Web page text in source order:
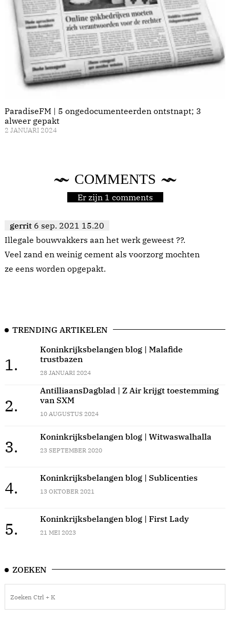
ParadiseFM | 5 ongedocumenteerden ontstnapt; 3
alweer gepakt
2 JANUARI 2024
COMMENTS
Er zijn 1 comments
gerrit 6 sep. 2021 15.20
Illegale bouwvakkers aan het werk geweest ??.
Veel zand en weinig cement als voorzorg mochten
ze eens worden opgepakt.
TRENDING ARTIKELEN
1.
Koninkrijksbelangen blog | Malafide
trustbazen
28 JANUARI 2024
2.
AntilliaansDagblad | Z Air krijgt toestemming
van SXM
10 AUGUSTUS 2024
3.
Koninkrijksbelangen blog | Witwaswalhalla
23 SEPTEMBER 2020
4.
Koninkrijksbelangen blog | Sublicenties
13 OKTOBER 2021
5.
Koninkrijksbelangen blog | First Lady
21 MEI 2023
ZOEKEN